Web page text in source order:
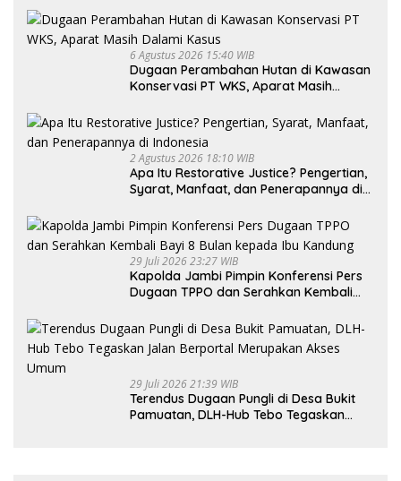
6 Agustus 2026 15:40 WIB
Dugaan Perambahan Hutan di Kawasan
Konservasi PT WKS, Aparat Masih
2 Agustus 2026 18:10 WIB
Apa Itu Restorative Justice? Pengertian,
Syarat, Manfaat, dan Penerapannya di
29 Juli 2026 23:27 WIB
Kapolda Jambi Pimpin Konferensi Pers
Dugaan TPPO dan Serahkan Kembali
29 Juli 2026 21:39 WIB
Terendus Dugaan Pungli di Desa Bukit
Pamuatan, DLH-Hub Tebo Tegaskan